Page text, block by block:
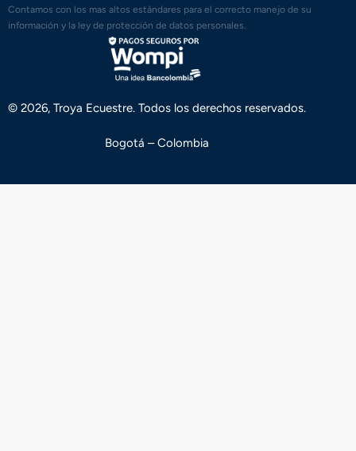
Contamos con los mas altos estándares para el correcto manejo de su
información y la ley de protección de datos personales.
© 2026, Troya Ecuestre. Todos los derechos reservados.
Bogotá – Colombia